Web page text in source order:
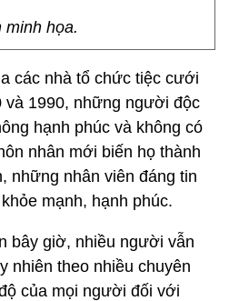
minh họa.
các nhà tổ chức tiệc cưới
và 1990, những người độc
hạnh phúc và không có
nhân mới biến họ thành
những nhân viên đáng tin
mạnh, hạnh phúc.
bây giờ, nhiều người vẫn
nhiên theo nhiều chuyên
của mọi người đối với